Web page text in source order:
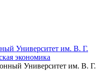
Университет им. В. Г.
экономика